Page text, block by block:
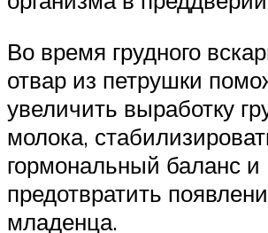
Во время грудного
отвар из петрушки
увеличить выработку
молока,
гормональный баланс и
предотвратить
младенца.